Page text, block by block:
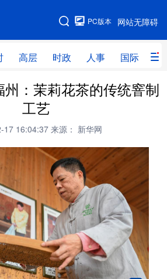
网站无障碍
PC版本
高层 时政 人事 国际 财
网站地图
层 时政 人事
全球连线
量子 体育
画 健康 军事
频 图片 政务
文件 金融 汽车
居 信息化 数字经济
：茉莉花茶的传统窨制
工艺
17 16:04:37 来源： 新华网